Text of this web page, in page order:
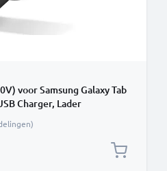
voor Samsung Galaxy Tab
Charger, Lader